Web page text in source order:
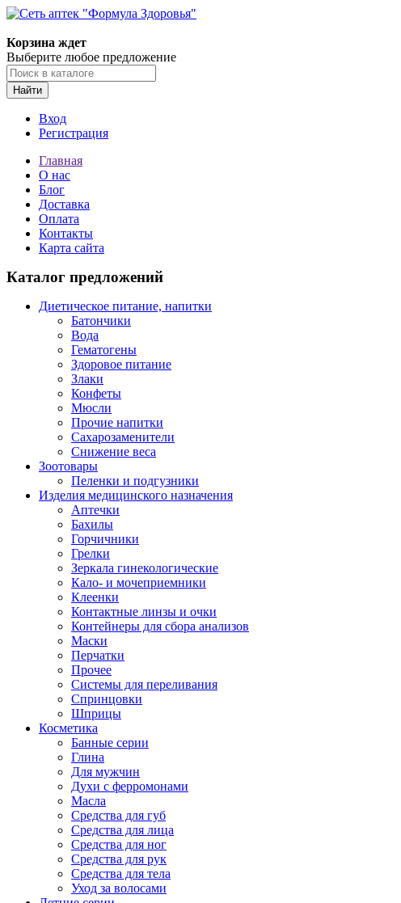
Корзина ждет
Выберите любое предложение
Найти
Вход
Регистрация
Главная
О нас
Блог
Доставка
Оплата
Контакты
Карта сайта
Каталог предложений
Диетическое питание, напитки
Батончики
Вода
Гематогены
Здоровое питание
Злаки
Конфеты
Мюсли
Прочие напитки
Сахарозаменители
Снижение веса
Зоотовары
Пеленки и подгузники
Изделия медицинского назначения
Аптечки
Бахилы
Горчичники
Грелки
Зеркала гинекологические
Кало- и мочеприемники
Клеенки
Контактные линзы и очки
Контейнеры для сбора анализов
Маски
Перчатки
Прочее
Системы для переливания
Спринцовки
Шприцы
Косметика
Банные серии
Глина
Для мужчин
Духи с ферромонами
Масла
Средства для губ
Средства для лица
Средства для ног
Средства для рук
Средства для тела
Уход за волосами